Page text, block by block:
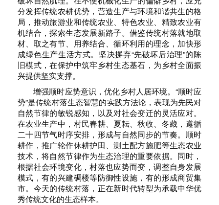
分发挥传统农耕优势，营造生产与环境和谐共生的格
局，推动旅游业和传统农业、特色农业、精致农业有
机结合，探索生态发展新路子。借鉴传统村落就地取
材、取之有节、用养结合、循环利用的理念，加快形
成绿色生产生活方式。坚决摒弃“先破坏后治理”的陈
旧模式，在保护中筑牢乡村生态基石，为乡村全面振
兴提供坚实支撑。
增强顺时应势意识，优化乡村人居环境。“顺时应
势”是传统村落生态智慧的实践方法论，表现为先民对
自然节律的敏锐感知，以及对社会变迁的灵活应对。
在农业生产中，村民春耕、夏耘、秋收、冬藏，遵循
二十四节气时序安排，形成与自然同步的节奏。顺时
耕作，推广轮作休耕护田、测土配方施肥等生态农业
技术，将自然节律作为生态治理的重要依据。同时，
根据社会环境变化，村落也应势而变，调整自身发展
模式，有的兴建碉楼等防御性设施，有的形成商贸集
市。今天的传统村落，正在新时代转型为承载中华优
秀传统文化的生态样本。